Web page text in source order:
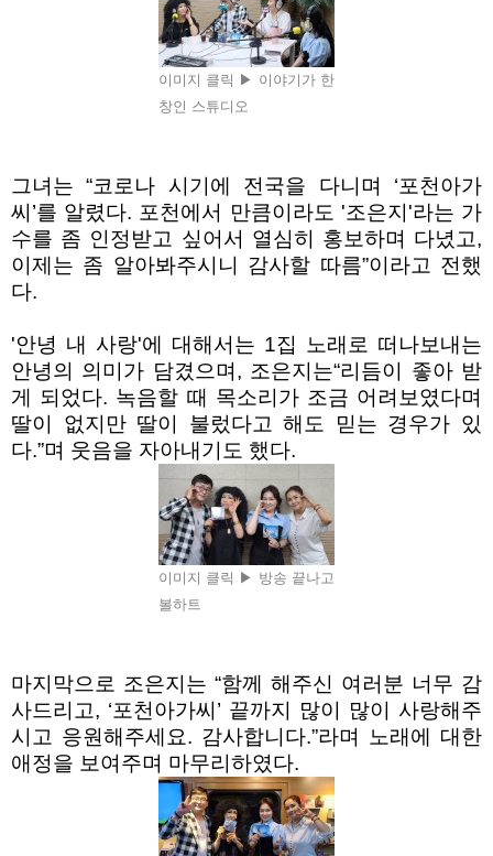
이미지 클릭 ▶ 이야기가 한
창인 스튜디오
그녀는“코로나 시기에 전국을 다니며 ‘포천아가
씨 ’를 알렸다. 포천에서 만큼이라도 '조은지'라는 가
수를 좀 인정받고 싶어서 열심히 홍보하며 다녔고,
이제는 좀 알아봐주시니 감사할 따름”이라고 전했
다.
'안녕 내 사랑'에 대해서는 1집 노래로 떠나보내는
안녕의 의미가 담겼으며 , 조은지는“리듬이 좋아 받
게 되었다. 녹음할 때 목소리가 조금 어려보였다며
딸이 없지만 딸이 불렀다고 해도 믿는 경우가 있
다.”며 웃음을 자아내기도 했다.
이미지 클릭 ▶ 방송 끝나고
볼하트
마지막으로 조은지는 “함께 해주신 여러분 너무 감
사드리고, ‘포천아가씨 ’ 끝까지 많이 많이 사랑해주
시고 응원해주세요. 감사합니다.”라며 노래에 대한
애정을 보여주며 마무리하였다.